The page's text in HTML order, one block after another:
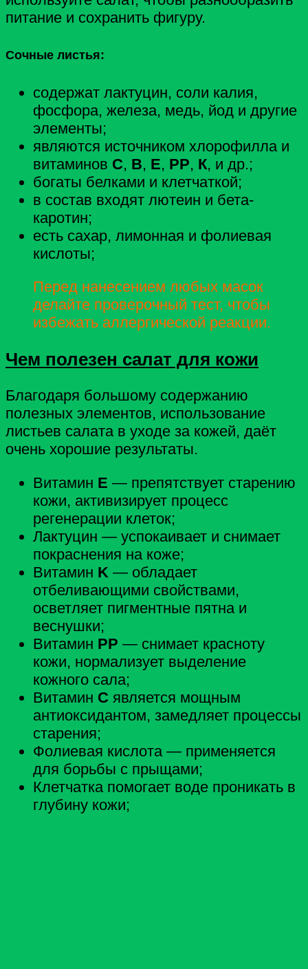
питание и сохранить фигуру.
Сочные листья:
содержат лактуцин, соли калия,
фосфора, железа, медь, йод и другие
элементы;
являются источником хлорофилла и
витаминов С, В, Е, РР, К, и др.;
богаты белками и клетчаткой;
в состав входят лютеин и бета-
каротин;
есть сахар, лимонная и фолиевая
кислоты;
Перед нанесением любых масок
делайте проверочный тест, чтобы
избежать аллергической реакции.
Чем полезен салат для кожи
Благодаря большому содержанию
полезных элементов, использование
листьев салата в уходе за кожей, даёт
очень хорошие результаты.
Витамин E — препятствует старению
кожи, активизирует процесс
регенерации клеток;
Лактуцин — успокаивает и снимает
покраснения на коже;
Витамин K — обладает
отбеливающими свойствами,
осветляет пигментные пятна и
веснушки;
Витамин РР — снимает красноту
кожи, нормализует выделение
кожного сала;
Витамин C является мощным
антиоксидантом, замедляет процессы
старения;
Фолиевая кислота — применяется
для борьбы с прыщами;
Клетчатка помогает воде проникать в
глубину кожи;